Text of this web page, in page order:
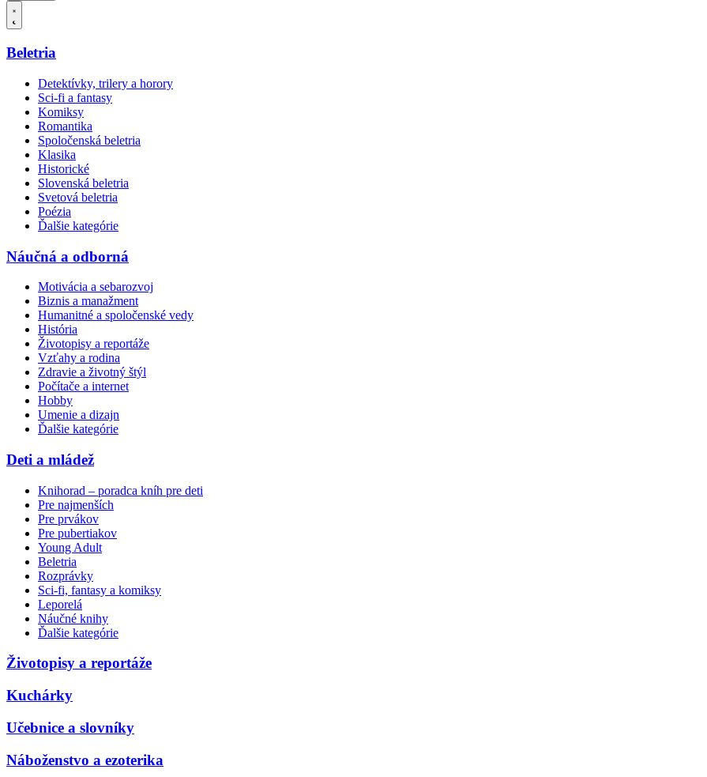
Beletria
Detektívky, trilery a horory
Sci-fi a fantasy
Komiksy
Romantika
Spoločenská beletria
Klasika
Historické
Slovenská beletria
Svetová beletria
Poézia
Ďalšie kategórie
Náučná a odborná
Motivácia a sebarozvoj
Biznis a manažment
Humanitné a spoločenské vedy
História
Životopisy a reportáže
Vzťahy a rodina
Zdravie a životný štýl
Počítače a internet
Hobby
Umenie a dizajn
Ďalšie kategórie
Deti a mládež
Knihorad – poradca kníh pre deti
Pre najmenších
Pre prvákov
Pre pubertiakov
Young Adult
Beletria
Rozprávky
Sci-fi, fantasy a komiksy
Leporelá
Náučné knihy
Ďalšie kategórie
Životopisy a reportáže
Kuchárky
Učebnice a slovníky
Náboženstvo a ezoterika